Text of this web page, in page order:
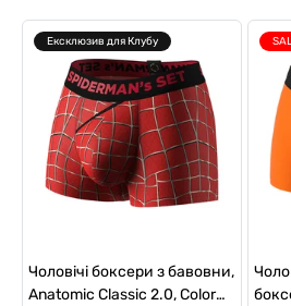
Ексклюзив для Клубу
Чоловічі боксери з бавовни,
Anatomic Classic 2.0, Color